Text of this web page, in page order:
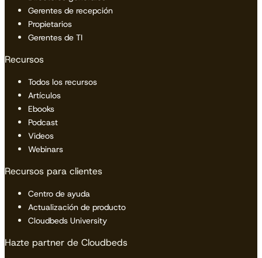
Gerentes de recepción
Propietarios
Gerentes de TI
Recursos
Todos los recursos
Artículos
Ebooks
Podcast
Videos
Webinars
Recursos para clientes
Centro de ayuda
Actualización de producto
Cloudbeds University
Hazte partner de Cloudbeds